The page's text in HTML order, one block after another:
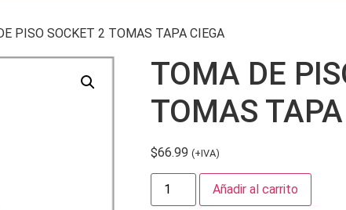
PISO SOCKET 2 TOMAS TAPA CIEGA
TOMA DE
TOMAS
$66.99 (+IVA)
Añadir al carrito